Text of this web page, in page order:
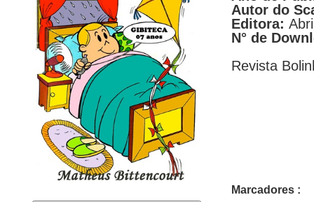
Autor do
Editora:
N° de
Revista
Marcadores :